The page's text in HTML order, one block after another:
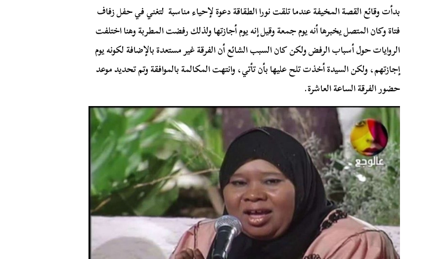
بدأت وقائع القصة المخيفة عندما تلقت نورا الطقاقة دعوة لإحياء مناسبة لتغني في حفل زفاف
فتاة وكان المتصل يخبرها أنه يوم جمعة وقيل إنه يوم أجازتها ولذلك رفضت المطربة وهنا اختلفت
الروايات حول أسباب الرفض ولكن كان السبب الشائع أن الفرقة غير مستعدة بالإضافة لكونه يوم
إجازتهم، ولكن السيدة أخذت تلح عليها بأن تأتي، وانتهت المكالمة بالموافقة وتم تحديد موعد
حضور الفرقة الساعة العاشرة.